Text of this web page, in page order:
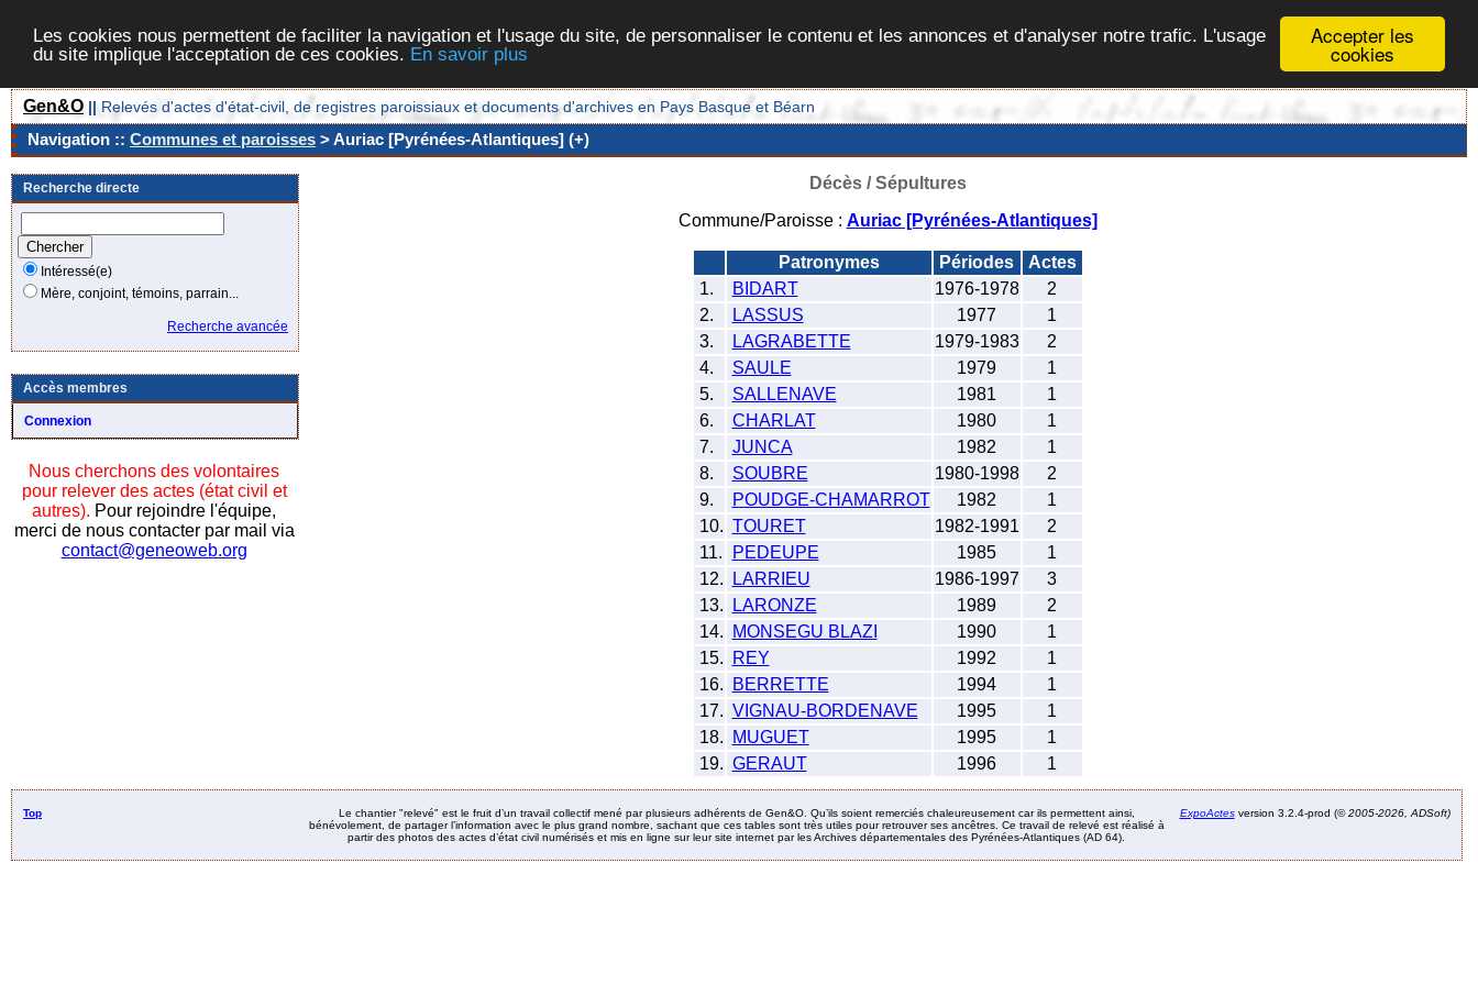
Accepter les
cookies
Les cookies nous permettent de faciliter la navigation et l'usage du site, de personnaliser le contenu et les annonces et d'analyser notre trafic. L'usage
du site implique l'acceptation de ces cookies. En savoir plus
Gen&O || Relevés d'actes d'état-civil, de registres paroissiaux et documents d'archives en Pays Basque et Béarn
Navigation :: Communes et paroisses > Auriac [Pyrénées-Atlantiques] (+)
Recherche directe
Intéressé(e)
Mère, conjoint, témoins, parrain...
Recherche avancée
Accès membres
Connexion
Nous cherchons des volontaires
pour relever des actes (état civil et
autres). Pour rejoindre l'équipe,
merci de nous contacter par mail via
contact@geneoweb.org
Décès / Sépultures
Commune/Paroisse : Auriac [Pyrénées-Atlantiques]
Patronymes Périodes
Actes
1.
BIDART 1976-1978
2
2.
LASSUS 1977
1
3.
LAGRABETTE 1979-1983
2
4.
SAULE 1979
1
5.
SALLENAVE 1981
1
6.
CHARLAT 1980
1
7.
JUNCA 1982
1
8.
SOUBRE 1980-1998
2
9.
POUDGE-CHAMARROT 1982
1
10. TOURET 1982-1991
2
11.
PEDEUPE 1985
1
12.
LARRIEU 1986-1997
3
13.
LARONZE 1989
2
14.
MONSEGU BLAZI 1990
1
15.
REY 1992
1
16.
BERRETTE 1994
1
17. VIGNAU-BORDENAVE 1995
1
18.
MUGUET 1995
1
19. GERAUT 1996 1
Top
Le chantier "relevé" est le fruit d’un travail collectif mené par plusieurs adhérents de Gen&O. Qu’ils soient remerciés chaleureusement car ils permettent ainsi,
bénévolement, de partager l’information avec le plus grand nombre, sachant que ces tables sont très utiles pour retrouver ses ancêtres. Ce travail de relevé est réalisé à
partir des photos des actes d’état civil numérisés et mis en ligne sur leur site internet par les Archives départementales des Pyrénées-Atlantiques (AD 64).
ExpoActesversion 3.2.4-prod (©2005-2026, ADSoft)